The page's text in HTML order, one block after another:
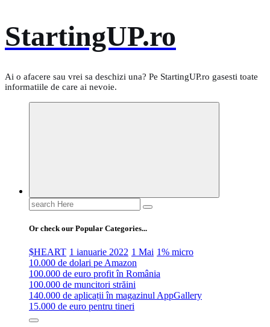
StartingUP.ro
Ai o afacere sau vrei sa deschizi una? Pe StartingUP.ro gasesti toate
informatiile de care ai nevoie.
Search
for:
Or check our Popular Categories...
$HEART 1 ianuarie 2022 1 Mai 1% micro
10.000 de dolari pe Amazon
100.000 de euro profit în România
100.000 de muncitori străini
140.000 de aplicații în magazinul AppGallery
15.000 de euro pentru tineri